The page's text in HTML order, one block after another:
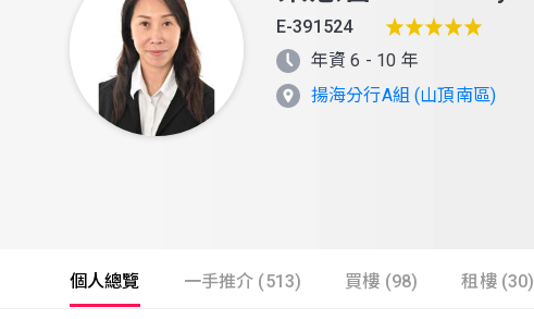
E-391524
年資 6 - 10 年
揚海分行A組 (山頂南區)
個人總覽 一手推介 (513) 買樓 (98) 租樓 (30)